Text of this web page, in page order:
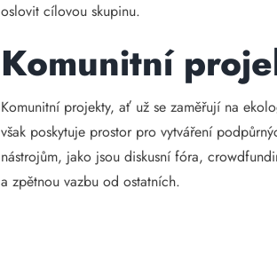
oslovit cílovou skupinu.
Komunitní
Komunitní projekty, ať už se zaměřují na
však poskytuje prostor pro vytváření
nástrojům, jako jsou diskusní fóra,
a zpětnou vazbu od ostatních.